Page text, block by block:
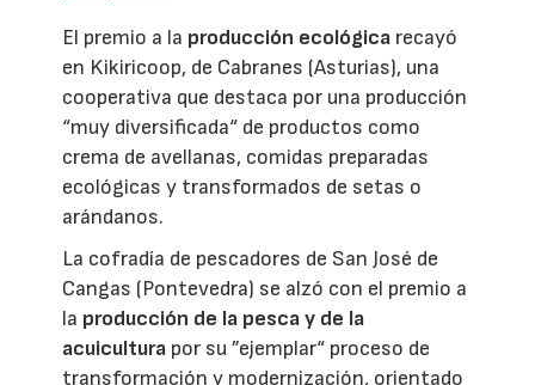
El premio a la producción ecológica recayó
en Kikiricoop, de Cabranes (Asturias), una
cooperativa que destaca por una producción
“muy diversificada“ de productos como
crema de avellanas, comidas preparadas
ecológicas y transformados de setas o
arándanos.
La cofradía de pescadores de San José de
Cangas (Pontevedra) se alzó con el premio a
la producción de la pesca y de la
acuicultura por su ”ejemplar“ proceso de
transformación y modernización, orientado